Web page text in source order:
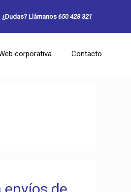
¿Dudas? Llámanos 650 428 321
corporativa Contacto